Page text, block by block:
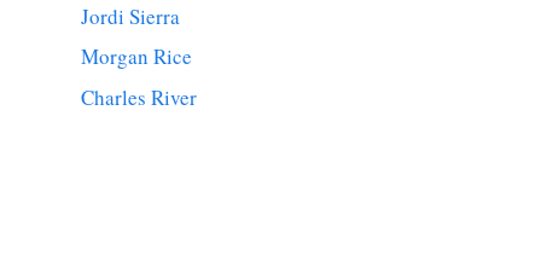
Jordi Sierra
Morgan Rice
Charles River